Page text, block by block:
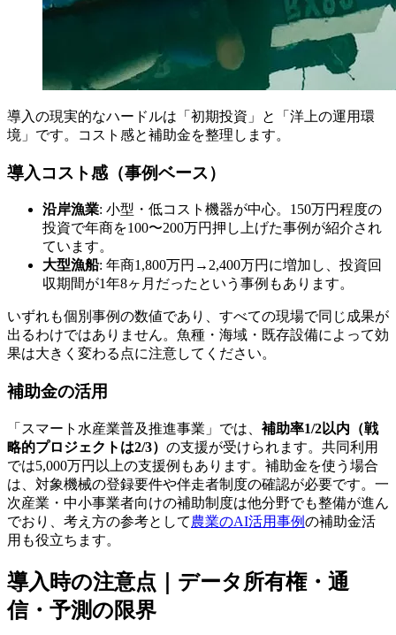
導入の現実的なハードルは「初期投資」と「洋上の運用環
境」です。コスト感と補助金を整理します。
導入コスト感（事例ベース）
沿岸漁業: 小型・低コスト機器が中心。150万円程度の
投資で年商を100〜200万円押し上げた事例が紹介され
ています。
大型漁船: 年商1,800万円→2,400万円に増加し、投資回
収期間が1年8ヶ月だったという事例もあります。
いずれも個別事例の数値であり、すべての現場で同じ成果が
出るわけではありません。魚種・海域・既存設備によって効
果は大きく変わる点に注意してください。
補助金の活用
「スマート水産業普及推進事業」では、 補助率1/2以内（戦
略的プロジェクトは2/3） の支援が受けられます。共同利用
では5,000万円以上の支援例もあります。補助金を使う場合
は、対象機械の登録要件や伴走者制度の確認が必要です。一
次産業・中小事業者向けの補助制度は他分野でも整備が進ん
でおり、考え方の参考として農業のAI活用事例の補助金活
用も役立ちます。
導入時の注意点｜データ所有権・通
信・予測の限界